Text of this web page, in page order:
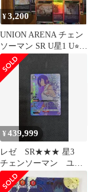
¥3,200
UNION ARENA チェン
ソーマン SR U星1 U⭐︎1
まとめ売り
¥439,999
レゼ SR★★★ 星3
チェンソーマン ユニ
オンアリーナ